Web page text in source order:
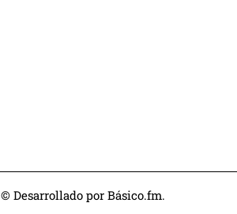
© Desarrollado por Básico.fm.